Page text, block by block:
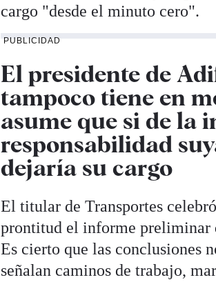
cargo "desde el minuto cero".
PUBLICIDAD
El presidente de
tampoco tiene en
asume que si de la
responsabilidad
dejaría su cargo
El titular de Transportes
prontitud el informe preliminar
Es cierto que las conclusiones
señalan caminos de trabajo,